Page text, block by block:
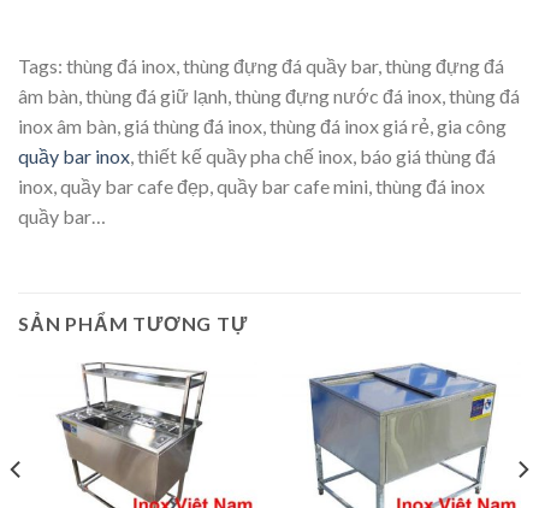
Tags: thùng đá inox, thùng đựng đá quầy bar, thùng đựng đá
âm bàn, thùng đá giữ lạnh, thùng đựng nước đá inox, thùng đá
inox âm bàn, giá thùng đá inox, thùng đá inox giá rẻ, gia công
quầy bar inox , thiết kế quầy pha chế inox, báo giá thùng đá
inox, quầy bar cafe đẹp, quầy bar cafe mini, thùng đá inox
quầy bar…
SẢN PHẨM TƯƠNG TỰ